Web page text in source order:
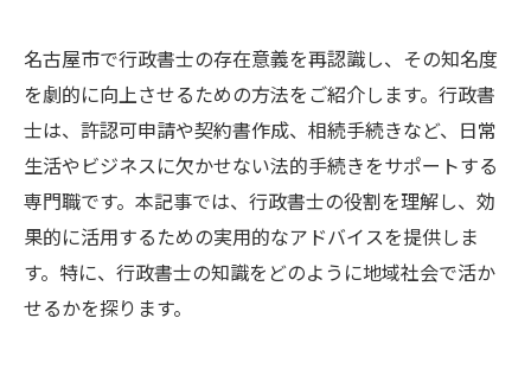
名古屋市で行政書士の存在意義を再認識し、その知名度
を劇的に向上させるための方法をご紹介します。行政書
士は、許認可申請や契約書作成、相続手続きなど、日常
生活やビジネスに欠かせない法的手続きをサポートする
専門職です。本記事では、行政書士の役割を理解し、効
果的に活用するための実用的なアドバイスを提供しま
す。特に、行政書士の知識をどのように地域社会で活か
せるかを探ります。